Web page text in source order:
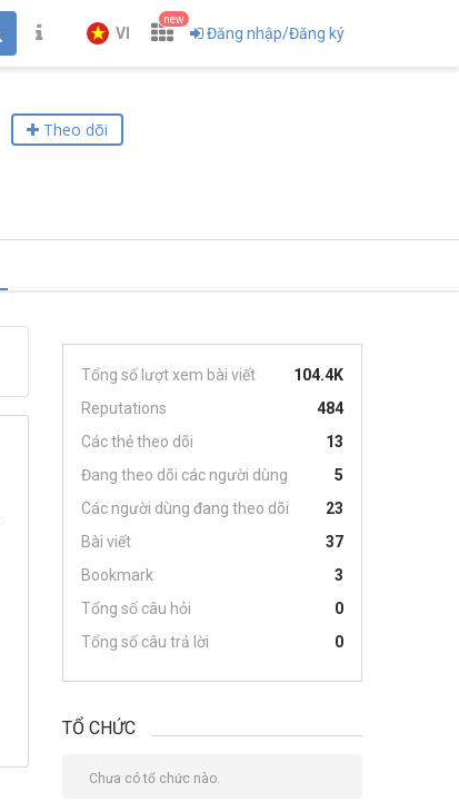
VI
new
Đăng nhập/Đăng ký
Theo dõi
Tổng số lượt xem bài viết
104.4K
Reputations
484
Các thẻ theo dõi
13
Đang theo dõi các người dùng
5
Các người dùng đang theo dõi
23
Bài viết
37
Bookmark
3
Tổng số câu hỏi
0
Tổng số câu trả lời
0
TỔ CHỨC
Chưa có tổ chức nào.